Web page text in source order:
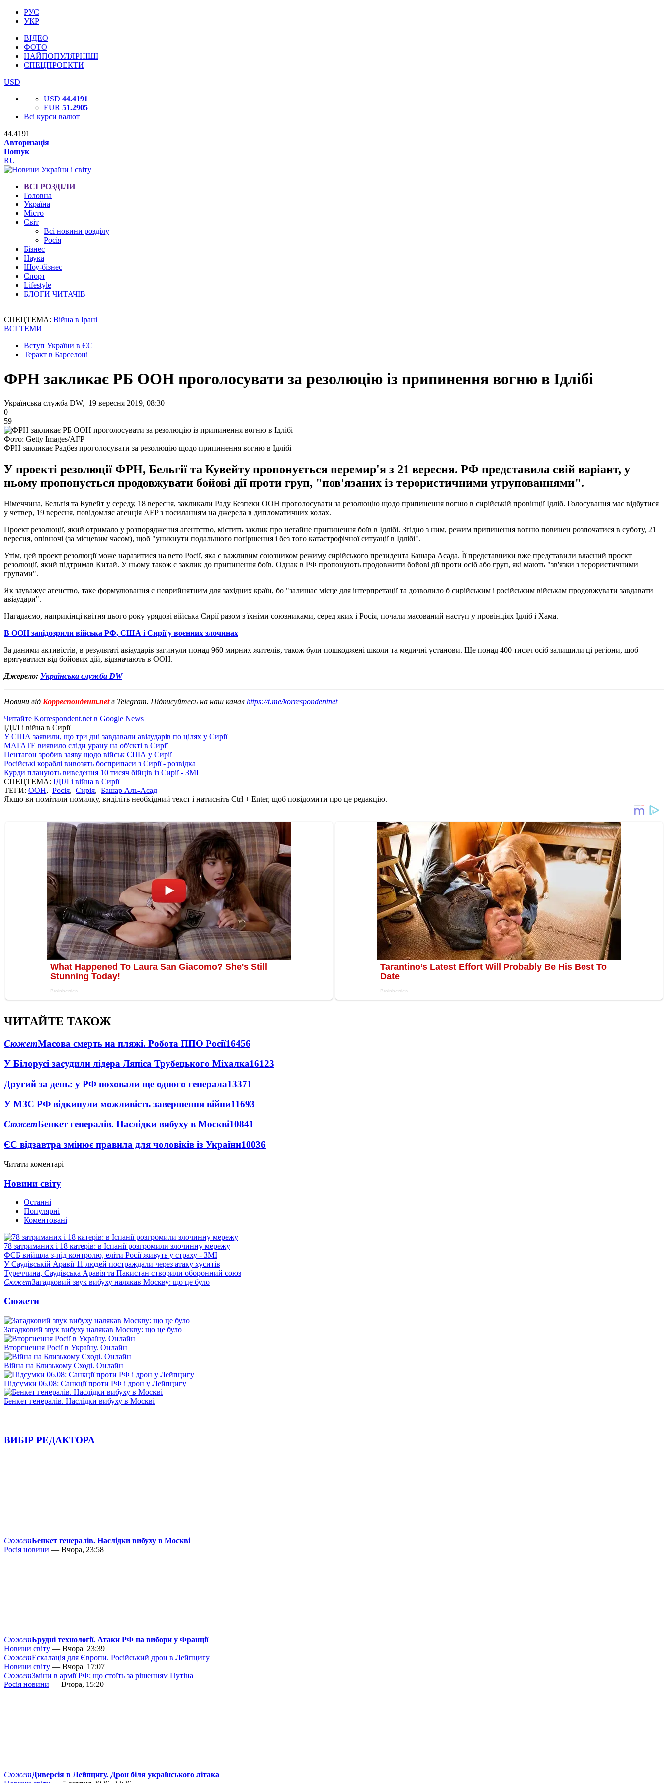
РУС
УКР
ВІДЕО
ФОТО
НАЙПОПУЛЯРНІШІ
СПЕЦПРОЕКТИ
USD
USD 44.4191
EUR 51.2905
Всі курси валют
44.4191
Авторизація
Пошук
RU
ВСІ РОЗДІЛИ
Головна
Україна
Місто
Світ
Всі новини розділу
Росія
Бізнес
Наука
Шоу-бізнес
Спорт
Lifestyle
БЛОГИ ЧИТАЧІВ
СПЕЦТЕМА: Війна в Ірані
ВСІ ТЕМИ
Вступ України в ЄС
Теракт в Барселоні
ФРН закликає РБ ООН проголосувати за резолюцію із припинення вогню в Ідлібі
Українська служба DW, 19 вересня 2019, 08:30
0
59
Фото: Getty Images/AFP
ФРН закликає Радбез проголосувати за резолюцію щодо припинення вогню в Ідлібі
У проекті резолюції ФРН, Бельгії та Кувейту пропонується перемир'я з 21 вересня. РФ представила свій варіант, у
ньому пропонується продовжувати бойові дії проти груп, "пов'язаних із терористичними угрупованнями".
Німеччина, Бельгія та Кувейт у середу, 18 вересня, закликали Раду Безпеки ООН проголосувати за резолюцію щодо припинення вогню в сирійській провінції Ідліб. Голосування має відбутися
у четвер, 19 вересня, повідомляє агенція AFP з посиланням на джерела в дипломатичних колах.
Проект резолюції, який отримало у розпорядження агентство, містить заклик про негайне припинення боїв в Ідлібі. Згідно з ним, режим припинення вогню повинен розпочатися в суботу, 21
вересня, опівночі (за місцевим часом), щоб "уникнути подальшого погіршення і без того катастрофічної ситуації в Ідлібі".
Утім, цей проект резолюції може наразитися на вето Росії, яка є важливим союзником режиму сирійського президента Башара Асада. Її представники вже представили власний проєкт
резолюції, який підтримав Китай. У ньому також є заклик до припинення боїв. Однак в РФ пропонують продовжити бойові дії проти осіб або груп, які мають "зв'язки з терористичними
групами".
Як зауважує агенство, таке формулювання є неприйнятним для західних країн, бо "залишає місце для інтерпретації та дозволило б сирійським і російським військам продовжувати завдавати
авіаудари".
Нагадаємо, наприкінці квітня цього року урядові війська Сирії разом з їхніми союзниками, серед яких і Росія, почали масований наступ у провінціях Ідліб і Хама.
В ООН запідозрили війська РФ, США і Сирії у воєнних злочинах
За даними активістів, в результаті авіаударів загинули понад 960 мирних жителів, також були пошкоджені школи та медичні установи. Ще понад 400 тисяч осіб залишили ці регіони, щоб
врятуватися від бойових дій, відзначають в ООН.
Джерело: Українська служба DW
Новини від Корреспондент.netв Telegram. Підписуйтесь на наш канал https://t.me/korrespondentnet
Читайте Korrespondent.net в Google News
ІДІЛ і війна в Сирії
У США заявили, що три дні завдавали авіаударів по цілях у Сирії
МАГАТЕ виявило сліди урану на об'єкті в Сирії
Пентагон зробив заяву щодо військ США у Сирії
Російські кораблі вивозять боєприпаси з Сирії - розвідка
Курди планують виведення 10 тисяч бійців із Сирії - ЗМІ
СПЕЦТЕМА: ІДІЛ і війна в Сирії
ТЕГИ: ООН, Росія, Сирія, Башар Аль-Асад
Якщо ви помітили помилку, виділіть необхідний текст і натисніть Ctrl + Enter, щоб повідомити про це редакцію.
ЧИТАЙТЕ ТАКОЖ
СюжетМасова смерть на пляжі. Робота ППО Росії16456
У Білорусі засудили лідера Ляпіса Трубецького Міхалка16123
Другий за день: у РФ поховали ще одного генерала13371
У МЗС РФ відкинули можливість завершення війни11693
СюжетБенкет генералів. Наслідки вибуху в Москві10841
ЄС відзавтра змінює правила для чоловіків із України10036
Читати коментарі
Новини світу
Останні
Популярні
Коментовані
78 затриманих і 18 катерів: в Іспанії розгромили злочинну мережу
ФСБ вийшла з-під контролю, еліти Росії живуть у страху - ЗМІ
У Саудівській Аравії 11 людей постраждали через атаку хуситів
Туреччина, Саудівська Аравія та Пакистан створили оборонний союз
СюжетЗагадковий звук вибуху налякав Москву: що це було
Сюжети
Загадковий звук вибуху налякав Москву: що це було
Вторгнення Росії в Україну. Онлайн
Війна на Близькому Сході. Онлайн
Підсумки 06.08: Санкції проти РФ і дрон у Лейпцигу
Бенкет генералів. Наслідки вибуху в Москві
ВИБІР РЕДАКТОРА
СюжетБенкет генералів. Наслідки вибуху в Москві
Росія новини — Вчора, 23:58
СюжетБрудні технології. Атаки РФ на вибори у Франції
Новини світу — Вчора, 23:39
СюжетЕскалація для Європи. Російський дрон в Лейпцигу
Новини світу — Вчора, 17:07
СюжетЗміни в армії РФ: що стоїть за рішенням Путіна
Росія новини — Вчора, 15:20
СюжетДиверсія в Лейпцигу. Дрон біля українського літака